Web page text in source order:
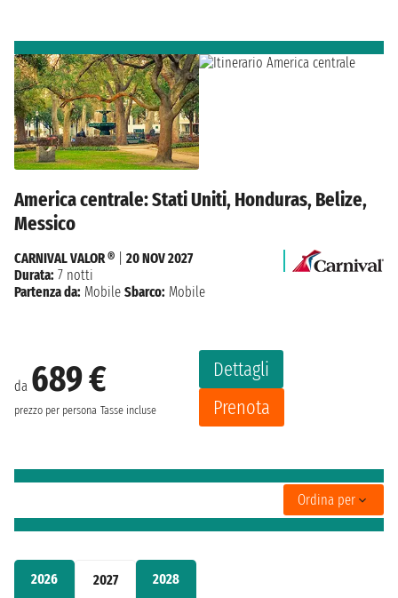
2026 2027 2028
America centrale: Stati Uniti, Honduras, Belize,
Messico
da 689 €
prezzo per persona Tasse incluse
Dettagli
Prenota
CARNIVAL VALOR ®
20 NOV 2027
Durata: 7 notti
Partenza da: Mobile Sbarco: Mobile
Ordina per